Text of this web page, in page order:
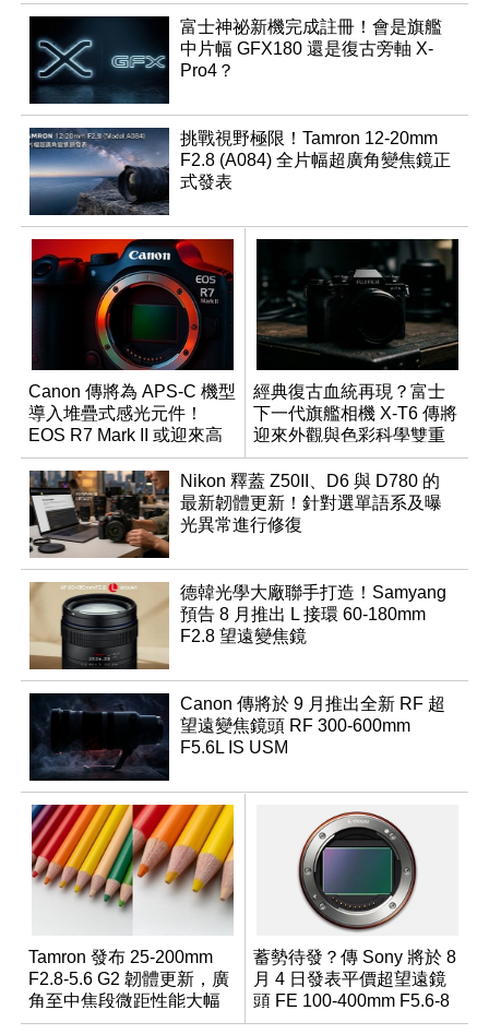
富士神祕新機完成註冊！會是旗艦
中片幅 GFX180 還是復古旁軸 X-
Pro4？
挑戰視野極限！Tamron 12-20mm
F2.8 (A084) 全片幅超廣角變焦鏡正
式發表
Canon 傳將為 APS-C 機型
導入堆疊式感光元件！
EOS R7 Mark II 或迎來高
速讀出升級
經典復古血統再現？富士
下一代旗艦相機 X-T6 傳將
迎來外觀與色彩科學雙重
優化
Nikon 釋蓋 Z50II、D6 與 D780 的
最新韌體更新！針對選單語系及曝
光異常進行修復
德韓光學大廠聯手打造！Samyang
預告 8 月推出 L 接環 60-180mm
F2.8 望遠變焦鏡
Canon 傳將於 9 月推出全新 RF 超
望遠變焦鏡頭 RF 300-600mm
F5.6L IS USM
Tamron 發布 25-200mm
F2.8-5.6 G2 韌體更新，廣
角至中焦段微距性能大幅
升級
蓄勢待發？傳 Sony 將於 8
月 4 日發表平價超望遠鏡
頭 FE 100-400mm F5.6-8